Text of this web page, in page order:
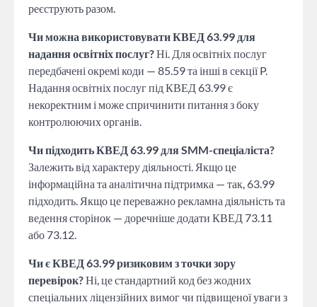
реєструють разом.
Чи можна використовувати КВЕД 63.99 для
надання освітніх послуг?Ні. Для освітніх послуг
передбачені окремі коди — 85.59 та інші в секції P.
Надання освітніх послуг під КВЕД 63.99 є
некоректним і може спричинити питання з боку
контролюючих органів.
Чи підходить КВЕД 63.99 для SMM-спеціаліста?
Залежить від характеру діяльності. Якщо це
інформаційна та аналітична підтримка — так, 63.99
підходить. Якщо це переважно рекламна діяльність та
ведення сторінок — доречніше додати КВЕД 73.11
або 73.12.
Чи є КВЕД 63.99 ризиковим з точки зору
перевірок?Ні, це стандартний код без жодних
спеціальних ліцензійних вимог чи підвищеної уваги з